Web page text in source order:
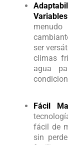
Variables
ser
climas
agua
Fácil
fácil de
sin